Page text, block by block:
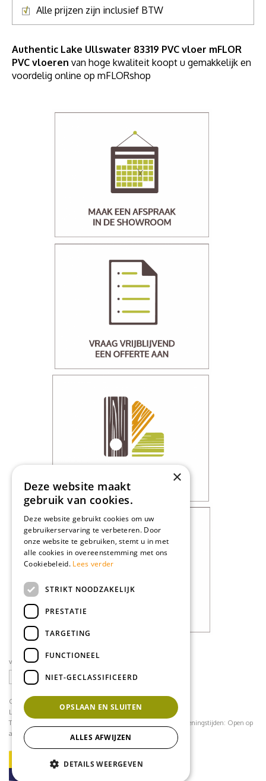
Alle prijzen zijn inclusief BTW
Authentic Lake Ullswater 83319 PVC vloer mFLOR
PVC vloeren van hoge kwaliteit koopt u gemakkelijk en
voordelig online op mFLORshop
volg ons op social media
CONTACT
Loodijk 24
1243 JB 's Graveland
Telefoonnummer:
Openingstijden: Open op
afspraak
×
Deze website maakt
gebruik van cookies.
Deze website gebruikt cookies om uw
gebruikerservaring te verbeteren. Door
onze website te gebruiken, stemt u in met
alle cookies in overeenstemming met ons
Cookiebeleid. Lees verder
STRIKT NOODZAKELIJK
PRESTATIE
TARGETING
FUNCTIONEEL
NIET-GECLASSIFICEERD
OPSLAAN EN SLUITEN
ALLES AFWIJZEN
DETAILS WEERGEVEN